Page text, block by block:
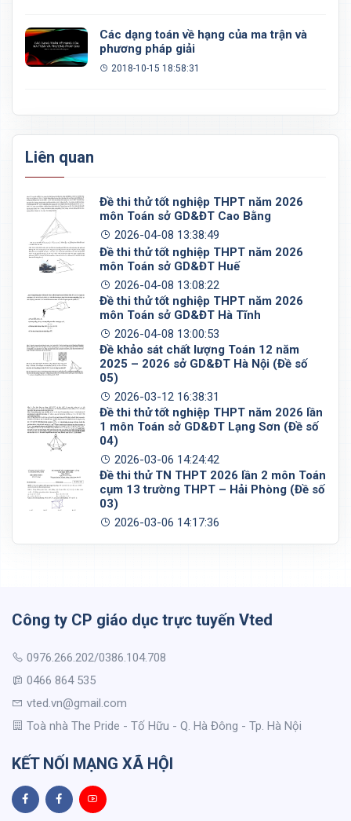
Các dạng toán về hạng của ma trận và
phương pháp giải
2018-10-15 18:58:31
Liên quan
Đề thi thử tốt nghiệp THPT năm 2026
môn Toán sở GD&ĐT Cao Bằng
2026-04-08 13:38:49
Đề thi thử tốt nghiệp THPT năm 2026
môn Toán sở GD&ĐT Huế
2026-04-08 13:08:22
Đề thi thử tốt nghiệp THPT năm 2026
môn Toán sở GD&ĐT Hà Tĩnh
2026-04-08 13:00:53
Đề khảo sát chất lượng Toán 12 năm
2025 – 2026 sở GD&ĐT Hà Nội (Đề số
05)
2026-03-12 16:38:31
Đề thi thử tốt nghiệp THPT năm 2026 lần
1 môn Toán sở GD&ĐT Lạng Sơn (Đề số
04)
2026-03-06 14:24:42
Đề thi thử TN THPT 2026 lần 2 môn Toán
cụm 13 trường THPT – Hải Phòng (Đề số
03)
2026-03-06 14:17:36
Công ty CP giáo dục trực tuyến Vted
0976.266.202/0386.104.708
0466 864 535
vted.vn@gmail.com
Toà nhà The Pride - Tố Hữu - Q. Hà Đông - Tp. Hà Nội
KẾT NỐI MẠNG XÃ HỘI